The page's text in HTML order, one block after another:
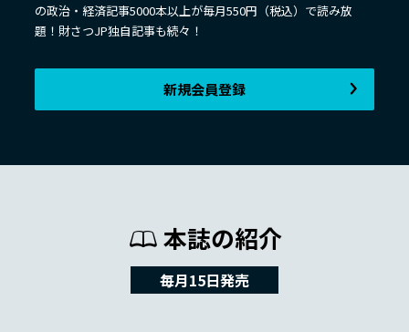
の政治・経済記事5000本以上が毎月550円（税込）で読み放
題！財さつJP独自記事も続々！
新規会員登録
本誌の紹介
毎月15日発売